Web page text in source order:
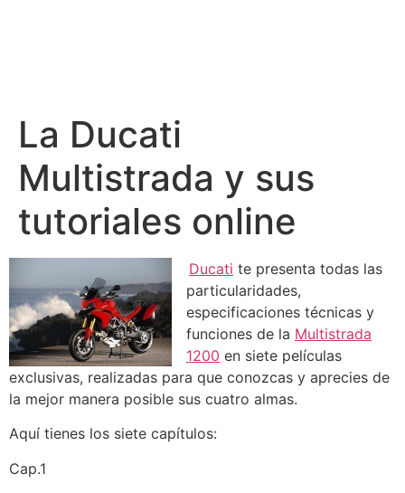
La Ducati
Multistrada y sus
tutoriales online
Ducati te presenta todas las
particularidades,
especificaciones técnicas y
funciones de la Multistrada
1200 en siete películas
exclusivas, realizadas para que conozcas y aprecies de
la mejor manera posible sus cuatro almas.
Aquí tienes los siete capítulos:
Cap.1